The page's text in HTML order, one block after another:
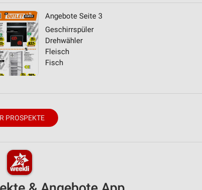
Angebote Seite 3
Geschirrspüler
Drehwähler
Fleisch
Fisch
PROSPEKTE